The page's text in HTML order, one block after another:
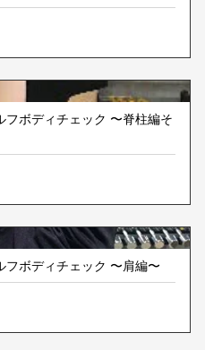
ボディチェック 〜脊柱編そ
ボディチェック 〜肩編〜